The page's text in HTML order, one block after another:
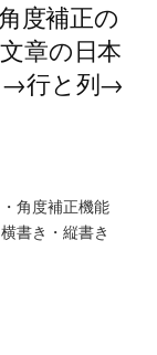
度補正の
章の日本
→行と列→
・角度補正機能
書き・縦書き